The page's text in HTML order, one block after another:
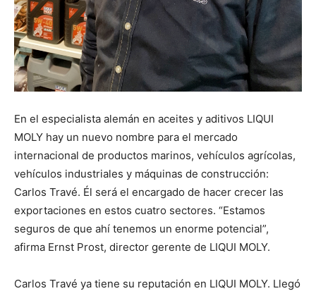
En el especialista alemán en aceites y aditivos LIQUI
MOLY hay un nuevo nombre para el mercado
internacional de productos marinos, vehículos agrícolas,
vehículos industriales y máquinas de construcción:
Carlos Travé. Él será el encargado de hacer crecer las
exportaciones en estos cuatro sectores. “Estamos
seguros de que ahí tenemos un enorme potencial”,
afirma Ernst Prost, director gerente de LIQUI MOLY.
Carlos Travé ya tiene su reputación en LIQUI MOLY. Llegó